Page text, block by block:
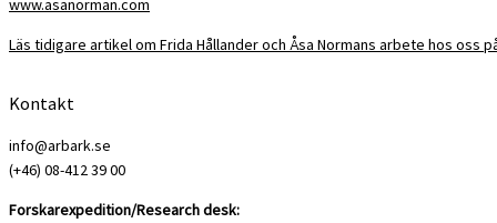
www.asanorman.com
Läs tidigare artikel om Frida Hållander och Åsa Normans arbete hos oss
Kontakt
info@arbark.se
(+46) 08-412 39 00
Forskarexpedition/Research desk: